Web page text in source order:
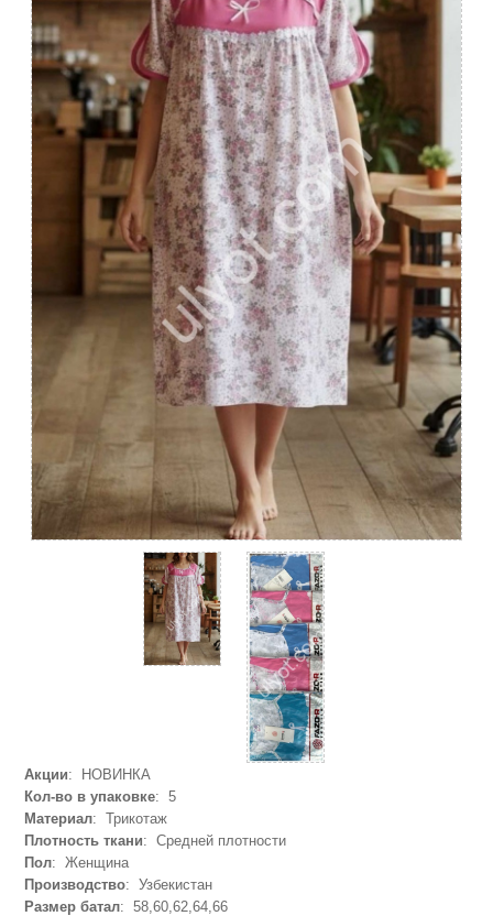
Акции: НОВИНКА
Кол-во в упаковке: 5
Материал: Трикотаж
Плотность ткани: Средней плотности
Пол: Женщина
Производство: Узбекистан
Размер батал: 58,60,62,64,66